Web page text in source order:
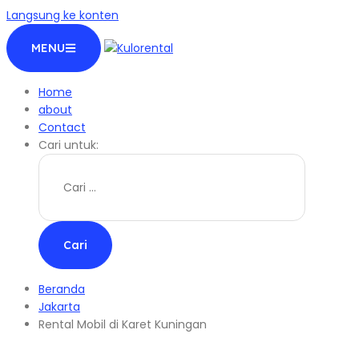
Langsung ke konten
MENU
Home
about
Contact
Cari untuk:
Beranda
Jakarta
Rental Mobil di Karet Kuningan